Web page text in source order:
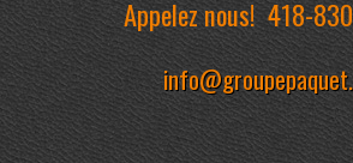
Appelez nous!418-